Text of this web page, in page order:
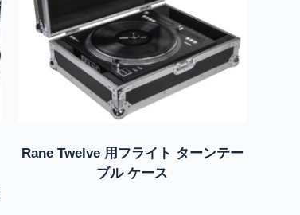
Rane Twelve 用フライト ターンテー
ブル ケース